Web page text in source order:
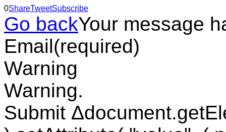
0ShareTweetSubscribe
Go backYour message
Email(required)
Warning
Warning.
Submit